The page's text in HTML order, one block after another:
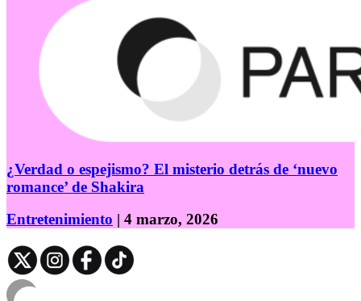
¿Verdad o espejismo? El misterio detrás de ‘nuevo
romance’ de Shakira
Entretenimiento | 4 marzo, 2026